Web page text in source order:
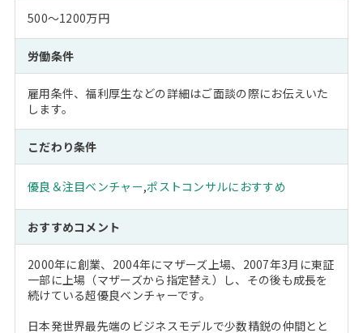
500～1200万円
労働条件
雇用条件、福利厚生などの詳細はご面談の際にお伝えいた
します。
こだわり条件
優良＆注目ベンチャー,ポストコンサルにおすすめ
おすすめコメント
2000年に創業、2004年にマザーズ上場、2007年3月に東証
一部に上場（マザーズから指定替え）し、その後も成長を
続けている超優良ベンチャーです。
日本発世界最先端のビジネスモデルで少数精鋭の仲間とと